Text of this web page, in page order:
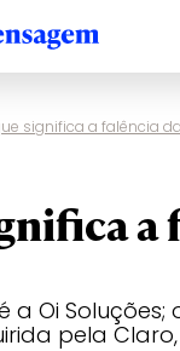
significa a falência
a
a Oi
pela Claro,